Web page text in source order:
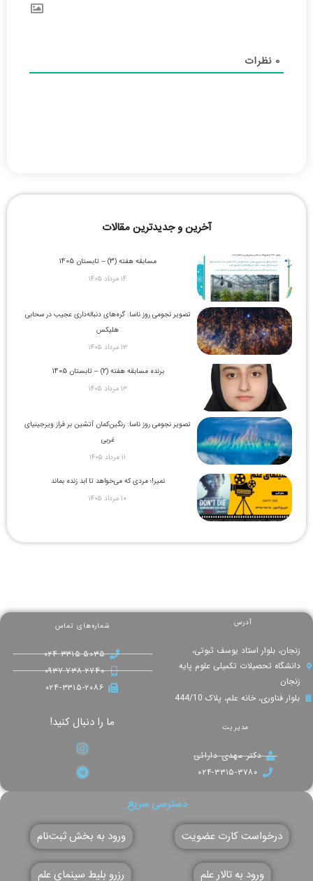
0 نظرات
آخرین و جدیدترین مقالات
مسابقه هفته (3) – تابستان 1405
۱۴ مرداد ۱۴۰۵
تصویر نجومی روز ناسا: گره‌های دنباله‌داری عجیب در سحابی
هلیکس
۱۳ مرداد ۱۴۰۵
برنده مسابقه هفته (2) – تابستان 1405
۱۳ مرداد ۱۴۰۵
تصویر نجومی روز ناسا: رنگین‌کمان آتشین بر فراز ویرجینیای
غربی
۱۱ مرداد ۱۴۰۵
نمیر!؛ مردی که می‌خواهد تا ابد زنده بماند
۱۰ مرداد ۱۴۰۵
آدرس
زنجان، بلوار استاد یوسف ثبوتی،
دانشگاه تحصیلات تکمیلی علوم پایه
زنجان
بلوار فناوری، خانه علم، پلاک 444/10
شماره‌های تماس
۰۲۴-۳۳۱۵-۵۰۳۵
۰۹۳۷-۷۳۸-۲۷۴۰
۰۲۴-۳۳۱۵-۲۰۸۶
مدیریت
دکتر مهدی دارائی
۰۲۴-۳۳۱۵-۳۷۸۰
ما را دنبال کنید!
دسترسی سریع
درخواست کارت عضویت
ورود به بخش ثبت‌نام
ورود به تالار علم رزرو بلیط سینمای علم